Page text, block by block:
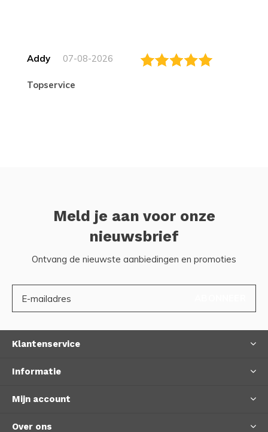
Addy 07-08-2026
topservice
Meld je aan voor onze
nieuwsbrief
Ontvang de nieuwste aanbiedingen en promoties
Klantenservice
Informatie
Mijn account
Over ons